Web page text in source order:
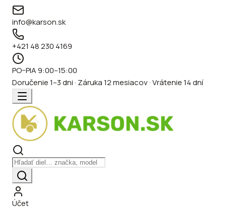
info@karson.sk
+421 48 230 4169
PO–PIA 9:00–15:00
Doručenie 1–3 dni · Záruka 12 mesiacov · Vrátenie 14 dní
Účet